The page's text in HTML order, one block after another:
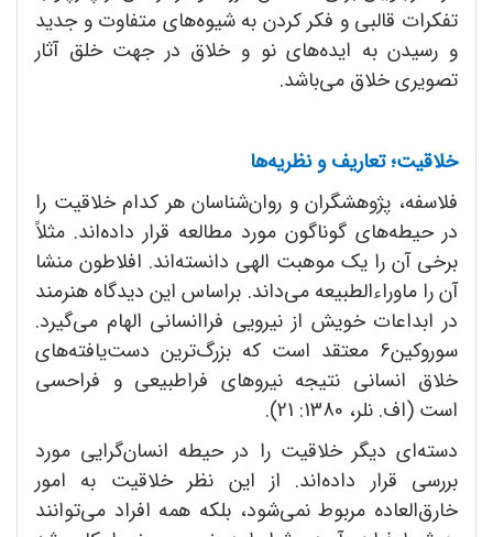
تفکرات قالبی و فکر کردن به شیوه‌های متفاوت و جدید
و رسیدن به ایده‌های نو و خلاق در جهت خلق آثار
تصویری خلاق می‌باشد.
خلاقیت؛ تعاریف و نظریه‌ها
فلاسفه، پژوهشگران و روان‌شناسان هر کدام خلاقیت را
در حیطه‌های گوناگون مورد مطالعه قرار داده‌اند. مثلاً
برخی آن را یک موهبت الهی دانسته‌اند. افلاطون منشا
آن را ماوراءالطبیعه می‌داند. براساس این دیدگاه هنرمند
در ابداعات خویش از نیرویی فراانسانی الهام می‌گیرد.
سوروکین6 معتقد است که بزرگ‌ترین دست‌یافته‌های
خلاق انسانی نتیجه نیروهای فراطبیعی و فراحسی
است (اف. نلر، 1380: 21).
دسته‌ای دیگر خلاقیت را در حیطه انسان‌گرایی مورد
بررسی قرار داده‌اند. از این نظر خلاقیت به امور
خارق‌العاده مربوط نمی‌شود، بلکه همه افراد می‌توانند